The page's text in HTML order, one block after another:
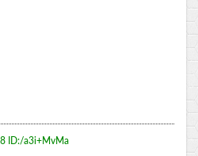
ID:/a3i+MvMa